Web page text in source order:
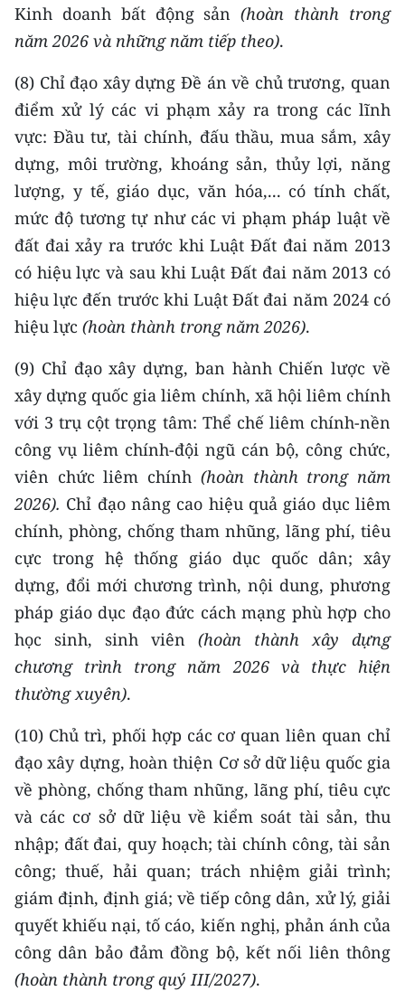
Kinh doanh bất động sản(hoàn thành trong
năm 2026 và những năm tiếp theo).
(8) Chỉ đạo xây dựng Đề án về chủ trương, quan
điểm xử lý các vi phạm xảy ra trong các lĩnh
vực: Đầu tư, tài chính, đấu thầu, mua sắm, xây
dựng, môi trường, khoáng sản, thủy lợi, năng
lượng, y tế, giáo dục, văn hóa,... có tính chất,
mức độ tương tự như các vi phạm pháp luật về
đất đai xảy ra trước khi Luật Đất đai năm 2013
có hiệu lực và sau khi Luật Đất đai năm 2013 có
hiệu lực đến trước khi Luật Đất đai năm 2024 có
hiệu lực (hoàn thành trong năm 2026).
(9) Chỉ đạo xây dựng, ban hành Chiến lược về
xây dựng quốc gia liêm chính, xã hội liêm chính
với 3 trụ cột trọng tâm: Thể chế liêm chính-nền
công vụ liêm chính-đội ngũ cán bộ, công chức,
viên chức liêm chính (hoàn thành trong năm
2026). Chỉ đạo nâng cao hiệu quả giáo dục liêm
chính, phòng, chống tham nhũng, lãng phí, tiêu
cực trong hệ thống giáo dục quốc dân; xây
dựng, đổi mới chương trình, nội dung, phương
pháp giáo dục đạo đức cách mạng phù hợp cho
học sinh, sinh viên (hoàn thành xây dựng
chương trình trong năm 2026 và thực hiện
thường xuyên).
(10) Chủ trì, phối hợp các cơ quan liên quan chỉ
đạo xây dựng, hoàn thiện Cơ sở dữ liệu quốc gia
về phòng, chống tham nhũng, lãng phí, tiêu cực
và các cơ sở dữ liệu về kiểm soát tài sản, thu
nhập; đất đai, quy hoạch; tài chính công, tài sản
công; thuế, hải quan; trách nhiệm giải trình;
giám định, định giá; về tiếp công dân, xử lý, giải
quyết khiếu nại, tố cáo, kiến nghị, phản ánh của
công dân bảo đảm đồng bộ, kết nối liên thông
(hoàn thành trong quý III/2027).